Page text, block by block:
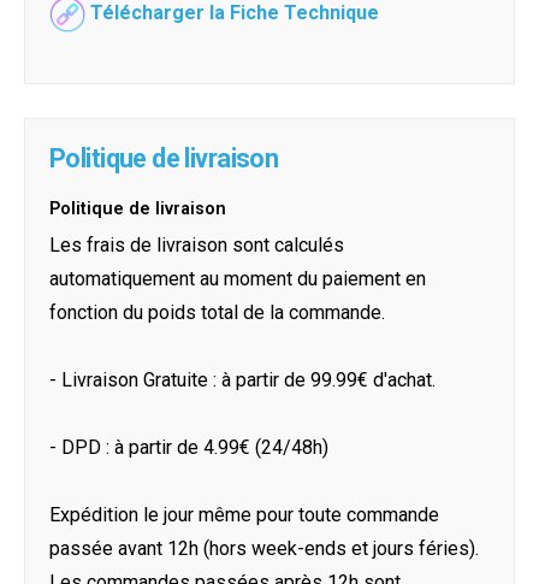
Télécharger la Fiche Technique
Politique de livraison
Politique de livraison
Les frais de livraison sont calculés
automatiquement au moment du paiement en
fonction du poids total de la commande.
- Livraison Gratuite : à partir de 99.99€ d'achat.
- DPD : à partir de 4.99€ (24/48h)
Expédition le jour même pour toute commande
passée avant 12h (hors week-ends et jours féries).